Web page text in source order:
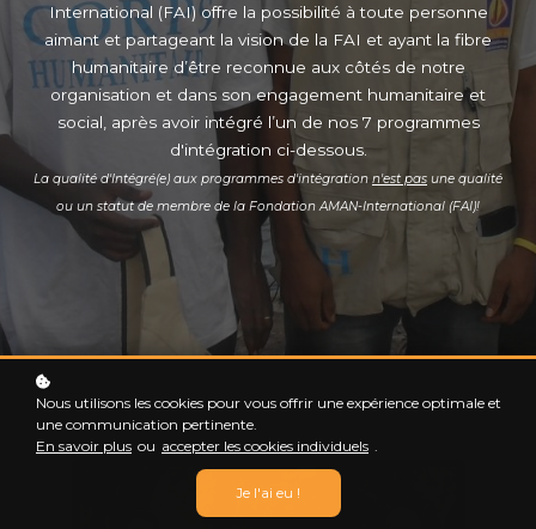
International (FAI) offre la possibilité à toute personne
aimant et partageant la vision de la FAI et ayant la fibre
humanitaire d’être reconnue aux côtés de notre
organisation et dans son engagement humanitaire et
social, après avoir intégré l’un de nos 7 programmes
d'intégration ci-dessous.
La qualité d'Intégré(e) aux programmes d'intégration n'est pas une qualité
ou un statut de membre de la Fondation AMAN-International (FAI)!
Nous utilisons les cookies pour vous offrir une expérience optimale et
une communication pertinente.
En savoir plus ou accepter les cookies individuels .
Je l'ai eu !